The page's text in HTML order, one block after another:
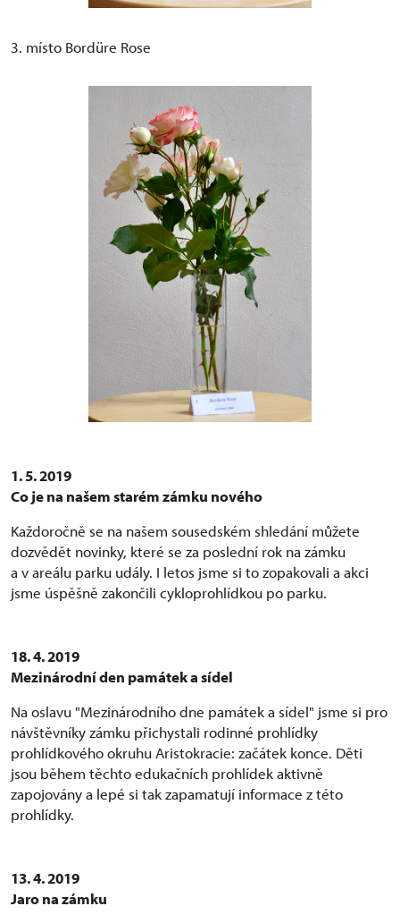
3. místo Bordüre Rose
1. 5. 2019
Co je na našem starém zámku nového
Každoročně se na našem sousedském shledání můžete
dozvědět novinky, které se za poslední rok na zámku
a v areálu parku udály. I letos jsme si to zopakovali a akci
jsme úspěšně zakončili cykloprohlídkou po parku.
18. 4. 2019
Mezinárodní den památek a sídel
Na oslavu "Mezinárodního dne památek a sídel" jsme si pro
návštěvníky zámku přichystali rodinné prohlídky
prohlídkového okruhu Aristokracie: začátek konce. Děti
jsou během těchto edukačních prohlídek aktivně
zapojovány a lepé si tak zapamatují informace z této
prohlídky.
13. 4. 2019
Jaro na zámku